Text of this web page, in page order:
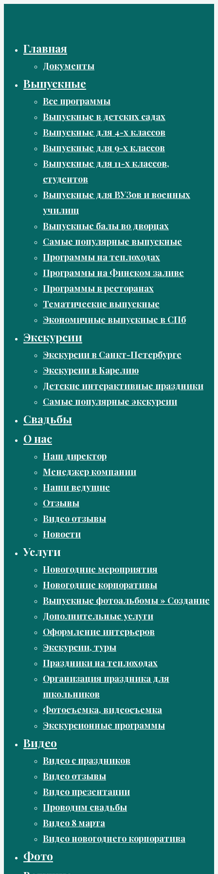
Главная
Документы
Выпускные
Все программы
Выпускные в детских садах
Выпускные для 4-х классов
Выпускные для 9-х классов
Выпускные для 11-х классов,
студентов
Выпускные для ВУЗов и военных
училищ
Выпускные балы во дворцах
Самые популярные выпускные
Программы на теплоходах
Программы на Финском заливе
Программы в ресторанах
Тематические выпускные
Экономичные выпускные в СПб
Экскурсии
Экскурсии в Санкт-Петербурге
Экскурсии в Карелию
Детские интерактивные праздники
Самые популярные экскурсии
Свадьбы
О нас
Наш директор
Менеджер компании
Наши ведущие
Отзывы
Видео отзывы
Новости
Услуги
Новогодние мероприятия
Новогодние корпоративы
Выпускные фотоальбомы » Создание
Дополнительные услуги
Оформление интерьеров
Экскурсии, туры
Праздники на теплоходах
Организация праздника для
школьников
Фотосъемка, видеосъемка
Экскурсионные программы
Видео
Видео с праздников
Видео отзывы
Видео презентации
Проводим свадьбы
Видео 8 марта
Видео новогоднего корпоратива
Фото